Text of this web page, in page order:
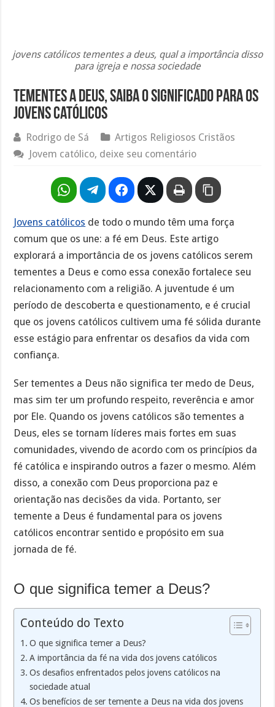
jovens católicos tementes a deus, qual a importância disso
para igreja e nossa sociedade
Tementes a Deus, saiba o significado para os
jovens católicos
Rodrigo de Sá
Artigos Religiosos Cristãos
Jovem católico, deixe seu comentário
Jovens católicos de todo o mundo têm uma força
comum que os une: a fé em Deus. Este artigo
explorará a importância de os jovens católicos serem
tementes a Deus e como essa conexão fortalece seu
relacionamento com a religião. A juventude é um
período de descoberta e questionamento, e é crucial
que os jovens católicos cultivem uma fé sólida durante
esse estágio para enfrentar os desafios da vida com
confiança.
Ser tementes a Deus não significa ter medo de Deus,
mas sim ter um profundo respeito, reverência e amor
por Ele. Quando os jovens católicos são tementes a
Deus, eles se tornam líderes mais fortes em suas
comunidades, vivendo de acordo com os princípios da
fé católica e inspirando outros a fazer o mesmo. Além
disso, a conexão com Deus proporciona paz e
orientação nas decisões da vida. Portanto, ser
temente a Deus é fundamental para os jovens
católicos encontrar sentido e propósito em sua
jornada de fé.
O que significa temer a Deus?
Conteúdo do Texto
O que significa temer a Deus?
A importância da fé na vida dos jovens católicos
Os desafios enfrentados pelos jovens católicos na
sociedade atual
Os benefícios de ser temente a Deus na vida dos jovens